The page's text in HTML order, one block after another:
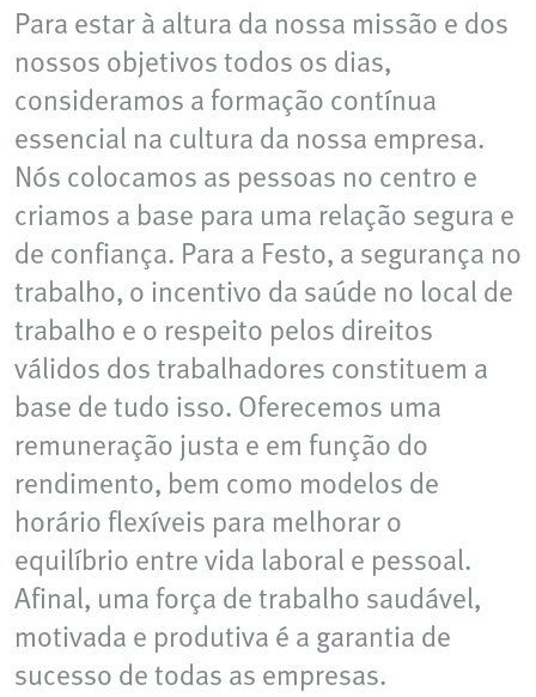
Para estar à altura da nossa missão e dos
nossos objetivos todos os dias,
consideramos a formação contínua
essencial na cultura da nossa empresa.
Nós colocamos as pessoas no centro e
criamos a base para uma relação segura e
de confiança. Para a Festo, a segurança no
trabalho, o incentivo da saúde no local de
trabalho e o respeito pelos direitos
válidos dos trabalhadores constituem a
base de tudo isso. Oferecemos uma
remuneração justa e em função do
rendimento, bem como modelos de
horário flexíveis para melhorar o
equilíbrio entre vida laboral e pessoal.
Afinal, uma força de trabalho saudável,
motivada e produtiva é a garantia de
sucesso de todas as empresas.